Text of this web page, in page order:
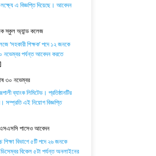
এ বিজ্ঞপ্তি দিয়েছে। আবেদন
স্কুল অ্যান্ড কলেজ
‘সহকারী শিক্ষক’ পদে ১২ জনকে
নভেম্বর পর্যন্ত আবেদন করতে
৩০ নভেম্বর
ব্যাংক লিমিটেড। প্রতিষ্ঠানটির
সম্প্রতি এই নিয়োগ বিজ্ঞপ্তি
এসএসসি পাসেও আবেদন
শিক্ষা বিভাগে ৫টি পদে ২৬ জনকে
বিকেল ৫টা পর্যন্ত অনলাইনের